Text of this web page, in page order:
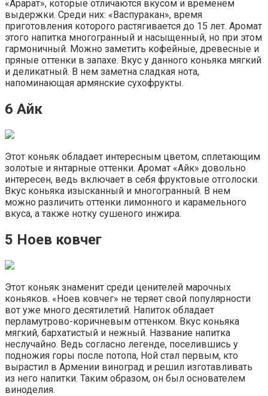
«Арарат», которые отличаются вкусом и временем
выдержки. Среди них: «Васпуракан», время
приготовления которого растягивается до 15 лет. Аромат
этого напитка многогранный и насыщенный, но при этом
гармоничный. Можно заметить кофейные, древесные и
пряные оттенки в запахе. Вкус у данного коньяка мягкий
и деликатный. В нем заметна сладкая нота,
напоминающая армянские сухофрукты.
6 Айк
Этот коньяк обладает интересным цветом, сплетающим
золотые и янтарные оттенки. Аромат «Айк» довольно
интересен, ведь включает в себя фруктовые отголоски.
Вкус коньяка изысканный и многогранный. В нем
можно различить оттенки лимонного и карамельного
вкуса, а также нотку сушеного инжира.
5 Ноев ковчег
Этот коньяк знаменит среди ценителей марочных
коньяков. «Ноев ковчег» не теряет свой популярности
вот уже много десятилетий. Напиток обладает
перламутрово-коричневым оттенком. Вкус коньяка
мягкий, бархатистый и нежный. Название напитка
неслучайно. Ведь согласно легенде, поселившись у
подножия горы после потопа, Ной стал первым, кто
вырастил в Армении виноград и решил изготавливать
из него напитки. Таким образом, он был основателем
виноделия.